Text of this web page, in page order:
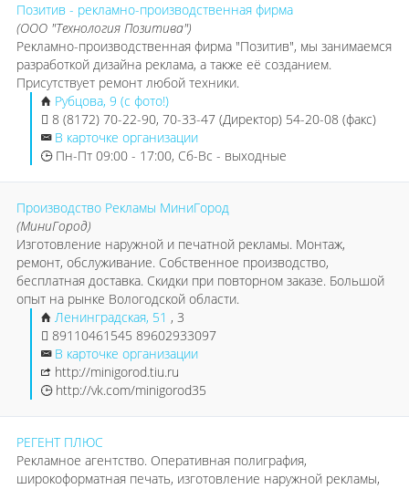
Позитив - рекламно-производственная фирма
(ООО "Технология Позитива")
Рекламно-производственная фирма "Позитив", мы занимаемся
разработкой дизайна реклама, а также её созданием.
Присутствует ремонт любой техники.
Рубцова, 9 (с фото!)
8 (8172) 70-22-90, 70-33-47 (Директор) 54-20-08 (факс)
В карточке организации
Пн-Пт 09:00 - 17:00, Сб-Вс - выходные
Производство Рекламы МиниГород
(МиниГород)
Изготовление наружной и печатной рекламы. Монтаж,
ремонт, обслуживание. Собственное производство,
бесплатная доставка. Скидки при повторном заказе. Большой
опыт на рынке Вологодской области.
Ленинградская, 51 , 3
89110461545 89602933097
В карточке организации
http://minigorod.tiu.ru
http://vk.com/minigorod35
РЕГЕНТ ПЛЮС
Рекламное агентство. Оперативная полиграфия,
широкоформатная печать, изготовление наружной рекламы,